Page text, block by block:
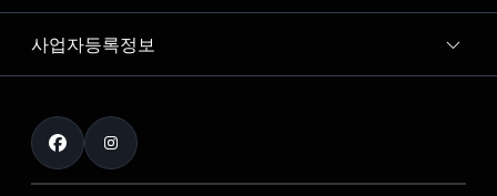
아우디 모델 비교하기
아우디 공식 인증 중고차
The new Audi A6 Taste Drive 이벤트
Audi Connect
myAudiworld
내비게이션 데이터 다운로드
아우디 영상 매뉴얼
아우디 브랜드
Formula 1
Audi Story
사업자등록정보
통신판매업신고번호 : 2024-서울종로-1079
대표자명 : 틸 셰어